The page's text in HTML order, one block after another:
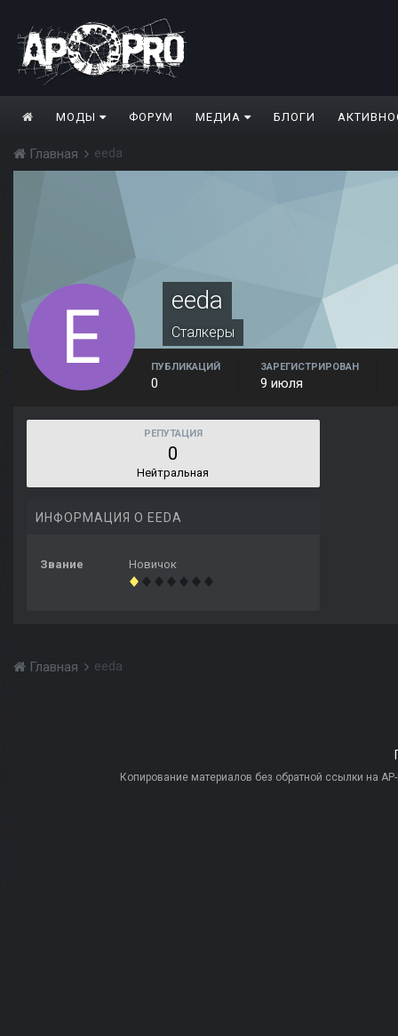
МОДЫ ФОРУМ МЕДИА БЛОГИ
Главная eeda
eeda
Сталкеры
ПУБЛИКАЦИЙ
0
ЗАРЕГИСТРИРОВАН
9 июля
РЕПУТАЦИЯ
0
Нейтральная
ИНФОРМАЦИЯ О EEDA
Звание Новичок
Главная eeda
Копирование материалов без обратной ссылки на